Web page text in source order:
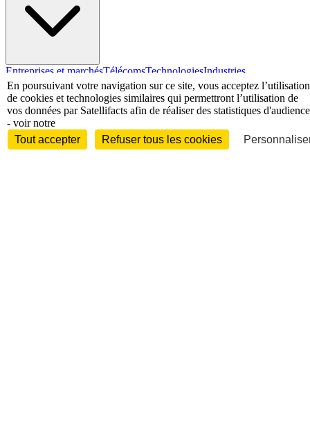
Entreprises et marchésTélécomsTechnologiesIndustries
techniquesDiversifications
International
En poursuivant votre navigation sur ce site, vous acceptez l’utilisation
de cookies et technologies similaires qui permettront l’utilisation de
vos données par Satellifacts afin de réaliser des statistiques d'audience
- voir notre
Tout accepter
Refuser tous les cookies